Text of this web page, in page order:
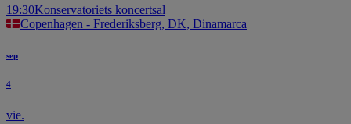
19:30Konservatoriets koncertsal
Copenhagen - Frederiksberg, DK, Dinamarca
sep
4
vie.